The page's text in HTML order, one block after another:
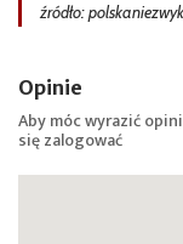
źródło:
Opinie
Aby móc wyrazić
sięzalogować